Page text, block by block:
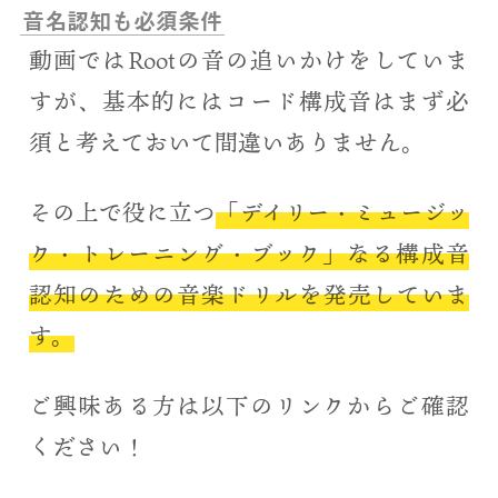
音名認知も必須条件
動画ではRootの音の追いかけをしていま
すが、基本的にはコード構成音はまず必
須と考えておいて間違いありません。
その上で役に立つ「デイリー・ミュージッ
ク・トレーニング・ブック」なる構成音
認知のための音楽ドリルを発売していま
す。
ご興味ある方は以下のリンクからご確認
ください！